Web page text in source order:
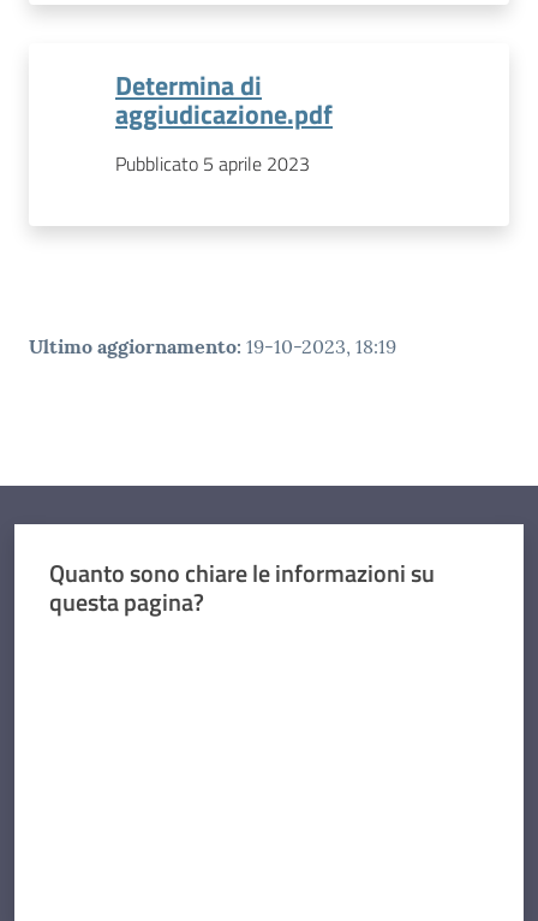
Determina di
aggiudicazione.pdf
Pubblicato 5 aprile 2023
Ultimo aggiornamento: 19-10-2023, 18:19
Quanto sono chiare le informazioni su
questa pagina?